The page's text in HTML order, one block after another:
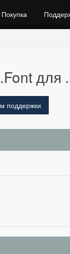
Покупка
для
поддержки